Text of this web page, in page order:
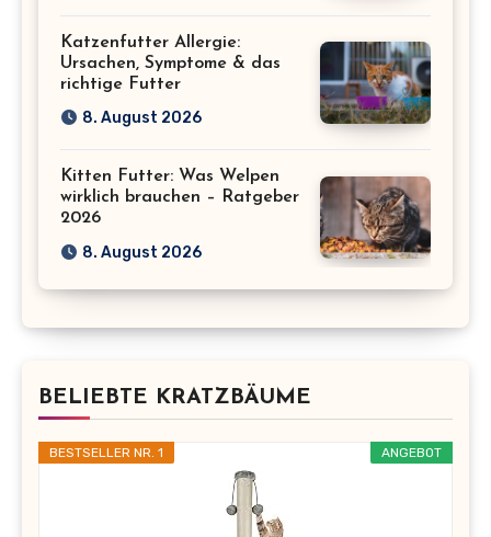
Katzenfutter Allergie:
Ursachen, Symptome & das
richtige Futter
8. August 2026
Kitten Futter: Was Welpen
wirklich brauchen – Ratgeber
2026
8. August 2026
BELIEBTE KRATZBÄUME
ANGEBOT
BESTSELLER NR. 1